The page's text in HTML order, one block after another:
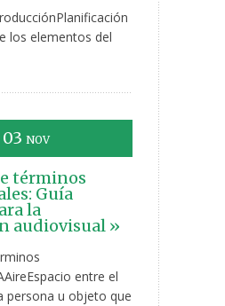
los elementos del
03 NOV
términos
Guía
la
audiovisual »
entre el
persona u objeto que